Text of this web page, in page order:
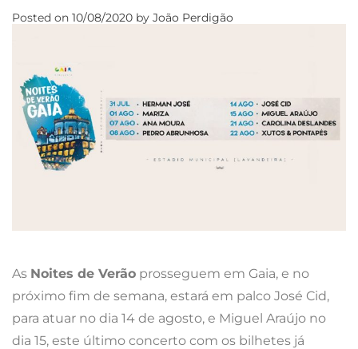
Posted on 10/08/2020 by João Perdigão
As Noites de Verão prosseguem em Gaia, e no
próximo fim de semana, estará em palco José Cid,
para atuar no dia 14 de agosto, e Miguel Araújo no
dia 15, este último concerto com os bilhetes já